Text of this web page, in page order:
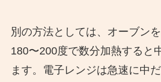
別の方法としては、オーブンを
180〜200度で数分加熱すると
ます。電子レンジは急速に中